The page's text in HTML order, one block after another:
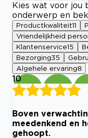
Kies wat voor jou
onderwerp en
Productkwaliteit11
Vriendelijkheid
Klantenservice15
Bezorging35
Algehele ervaring8
10
Boven
meedenkend en
gehoopt.